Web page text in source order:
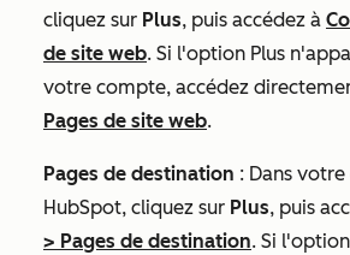
cliquez sur Plus, puis accédez à
de site web. Si l'option Plus
votre compte, accédez
Pages de site web.
Pages de destination : Dans
HubSpot, cliquez sur Plus, puis
> Pages de destination. Si l'option